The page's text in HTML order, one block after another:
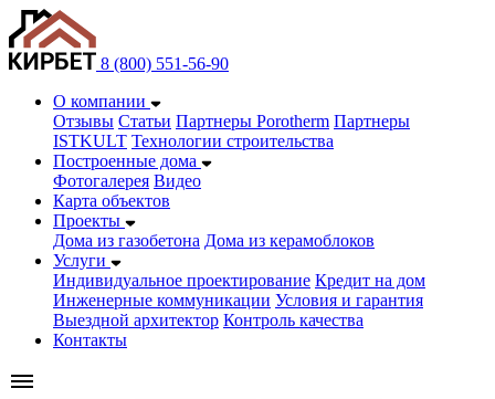
8 (800) 551-56-90
О компании
Отзывы Статьи Партнеры Porotherm Партнеры
ISTKULT Технологии строительства
Построенные дома
Фотогалерея Видео
Карта объектов
Проекты
Дома из газобетонa Дома из керамоблоков
Услуги
Индивидуальное проектирование Кредит на дом
Инженерные коммуникации Условия и гарантия
Выездной архитектор Контроль качества
Контакты